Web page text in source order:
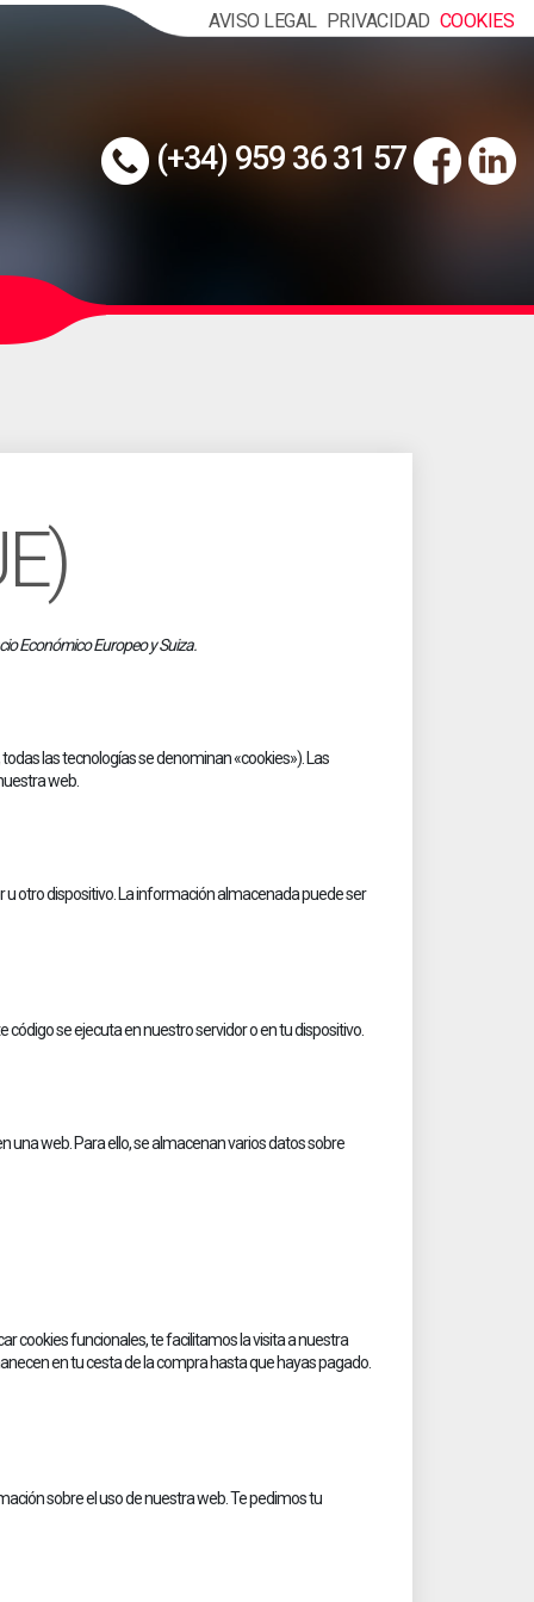
AVISO LEGAL PRIVACIDAD COOKIES
(+34) 959 36 31 57
Económico Europeo y Suiza.
las tecnologías se denominan «cookies»). Las
web.
u otro dispositivo. La información almacenada puede ser
se ejecuta en nuestro servidor o en tu dispositivo.
una web. Para ello, se almacenan varios datos sobre
cookies funcionales, te facilitamos la visita a nuestra
en tu cesta de la compra hasta que hayas pagado.
sobre el uso de nuestra web. Te pedimos tu